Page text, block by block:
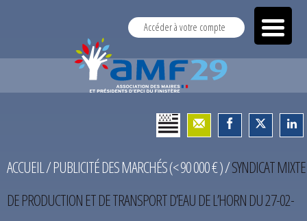
Accéder à votre compte
ACCUEIL/PUBLICITÉ DES MARCHÉS (< 90 000 € )/SYNDICAT MIXTE
DE PRODUCTION ET DE TRANSPORT D’EAU DE L’HORN DU 27-02-